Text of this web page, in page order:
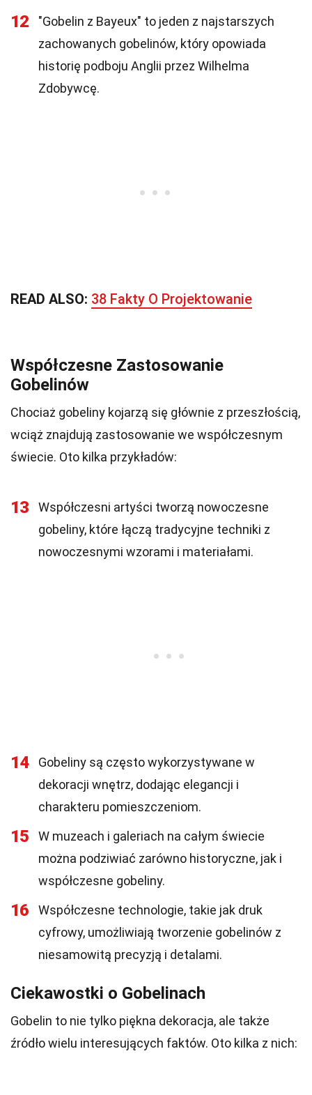
12
"Gobelin z Bayeux" to jeden z najstarszych
zachowanych gobelinów, który opowiada
historię podboju Anglii przez Wilhelma
Zdobywcę.
READ ALSO: 38 Fakty O Projektowanie
Współczesne Zastosowanie
Gobelinów
Chociaż gobeliny kojarzą się głównie z przeszłością,
wciąż znajdują zastosowanie we współczesnym
świecie. Oto kilka przykładów:
13
Współczesni artyści tworzą nowoczesne
gobeliny, które łączą tradycyjne techniki z
nowoczesnymi wzorami i materiałami.
14
Gobeliny są często wykorzystywane w
dekoracji wnętrz, dodając elegancji i
charakteru pomieszczeniom.
15
W muzeach i galeriach na całym świecie
można podziwiać zarówno historyczne, jak i
współczesne gobeliny.
16
Współczesne technologie, takie jak druk
cyfrowy, umożliwiają tworzenie gobelinów z
niesamowitą precyzją i detalami.
Ciekawostki o Gobelinach
Gobelin to nie tylko piękna dekoracja, ale także
źródło wielu interesujących faktów. Oto kilka z nich: